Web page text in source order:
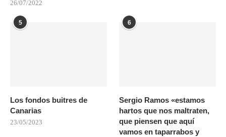
26/07/2022
5
Los fondos buitres de
Canarias
23/05/2023
6
Sergio Ramos «estamos
hartos que nos maltraten,
que piensen que aquí
vamos en taparrabos y